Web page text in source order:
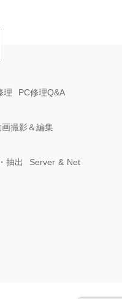
理 PC修理Q&A
画撮影＆編集
抽出 Server & Net